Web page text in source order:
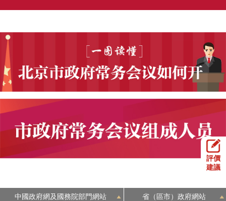
評價
建議
中國政府網及國務院部門網站 省（區市）政府網站